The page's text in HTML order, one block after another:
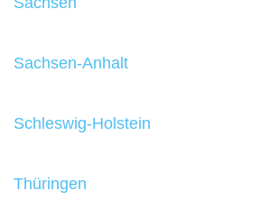
Sachsen-Anhalt
Schleswig-Holstein
Thüringen